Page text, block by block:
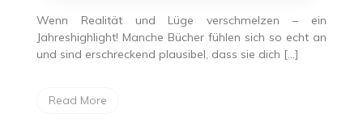
Wenn Realität und Lüge verschmelzen – ein
Jahreshighlight! Manche Bücher fühlen sich so echt an
und sind erschreckend plausibel, dass sie dich […]
Read More